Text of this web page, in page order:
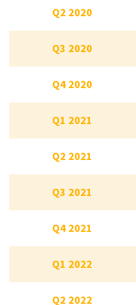
Q2 2020
Q3 2020
Q4 2020
Q1 2021
Q2 2021
Q3 2021
Q4 2021
Q1 2022
Q2 2020
Q3 2020
Q4 2020
Q1 2021
Q2 2021
Q3 2021
Q4 2021
Q1 2022
Q2 2022